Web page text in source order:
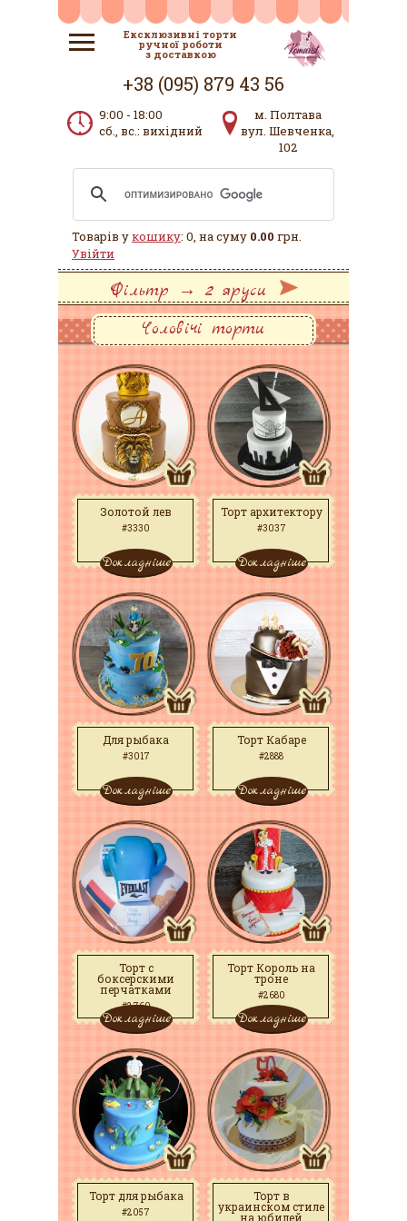
Ексклюзивні торти
ручної роботи
з доставкою
+38 (095) 879 43 56
9:00 - 18:00
сб., вс.: вихідний
м. Полтава
вул. Шевченка,
102
Товарів укошику: 0, на суму 0.00 грн.
Увійти
Фільтр → 2 яруси
Чоловічі торти
Золотой лев
#3330
Докладніше
Торт архитектору
#3037
Докладніше
Для рыбака
#3017
Докладніше
Торт Кабаре
#2888
Докладніше
Торт с
боксерскими
перчатками
#2760
Докладніше
Торт Король на
троне
#2680
Докладніше
Торт для рыбака
#2057
Торт в
украинском стиле
на юбилей